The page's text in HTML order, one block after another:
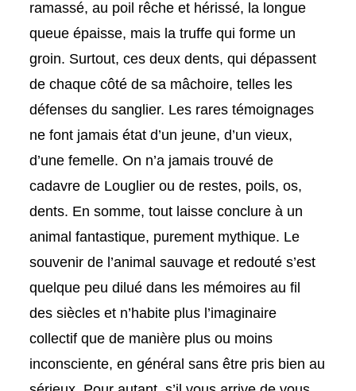
ramassé, au poil rêche et hérissé, la longue
queue épaisse, mais la truffe qui forme un
groin. Surtout, ces deux dents, qui dépassent
de chaque côté de sa mâchoire, telles les
défenses du sanglier. Les rares témoignages
ne font jamais état d’un jeune, d’un vieux,
d’une femelle. On n’a jamais trouvé de
cadavre de Louglier ou de restes, poils, os,
dents. En somme, tout laisse conclure à un
animal fantastique, purement mythique. Le
souvenir de l’animal sauvage et redouté s’est
quelque peu dilué dans les mémoires au fil
des siècles et n’habite plus l’imaginaire
collectif que de manière plus ou moins
inconsciente, en général sans être pris bien au